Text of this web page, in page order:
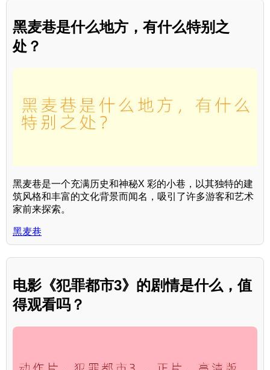
黑麦巷是什么地方，有什么特别之
处？
黑麦巷是一个充满历史和神秘X 彩的小巷，以其独特的建
筑风格和丰富的文化背景而闻名，吸引了许多游客和艺术
家前来探索。
黑麦巷
电影《犯罪都市3》的剧情是什么，值
得观看吗？